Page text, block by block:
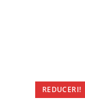
REDUCERI!